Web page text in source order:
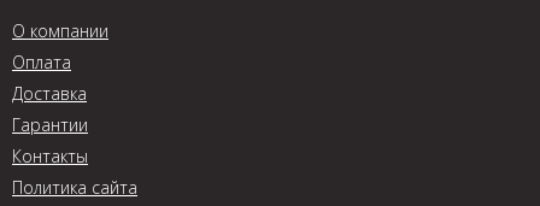
О компании
Оплата
Доставка
Гарантии
Контакты
Политика сайта